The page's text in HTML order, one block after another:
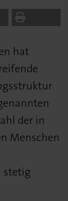
hat
der in
Menschen
stetig